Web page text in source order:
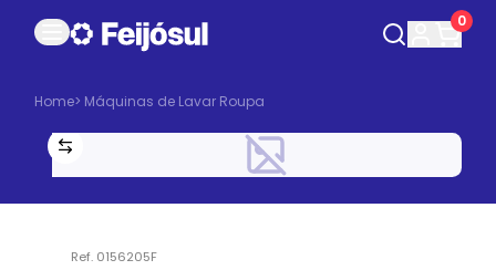
0
Home> Máquinas de Lavar Roupa
Ref. 0156205F